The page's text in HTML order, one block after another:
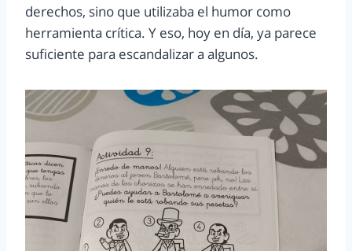
derechos, sino que utilizaba el humor como
herramienta crítica. Y eso, hoy en día, ya parece
suficiente para escandalizar a algunos.